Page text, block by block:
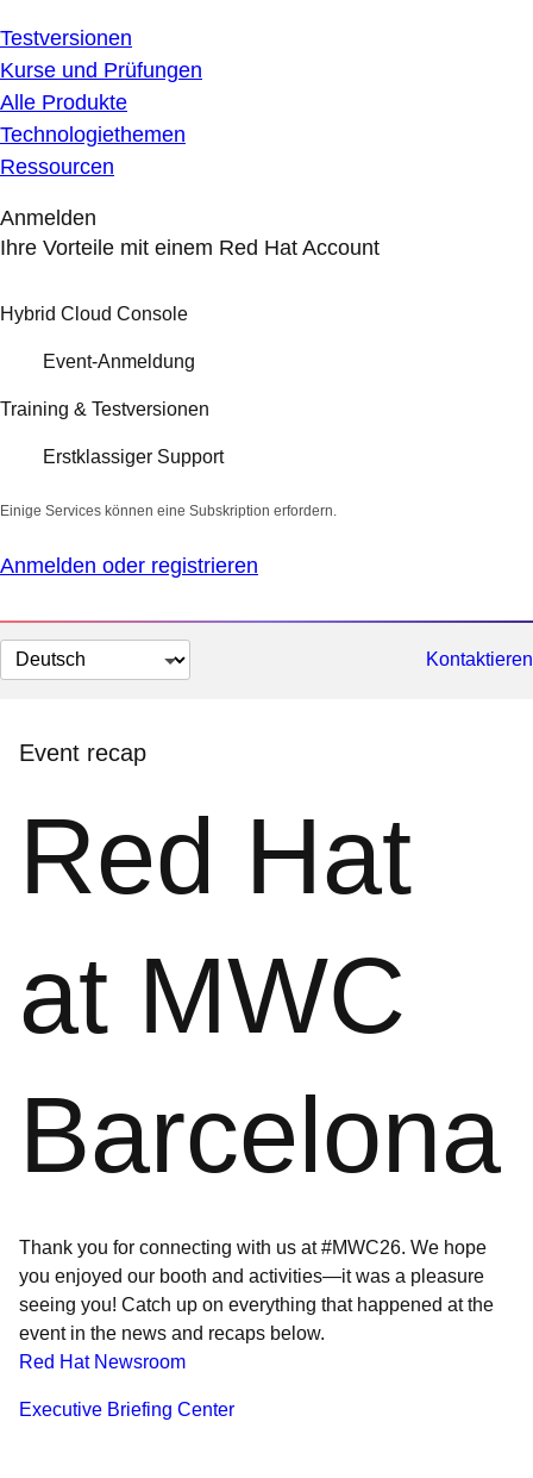
Testversionen
Kurse und Prüfungen
Alle Produkte
Technologiethemen
Ressourcen
Anmelden
Ihre Vorteile mit einem Red Hat Account
Hybrid Cloud Console
Event-Anmeldung
Training & Testversionen
Erstklassiger Support
Einige Services können eine Subskription erfordern.
Anmelden oder registrieren
Sprache
auswählen
Kontaktieren
Event recap
Red Hat
at MWC
Barcelona
Thank you for connecting with us at #MWC26. We hope
you enjoyed our booth and activities—it was a pleasure
seeing you! Catch up on everything that happened at the
event in the news and recaps below.
Red Hat Newsroom
Executive Briefing Center